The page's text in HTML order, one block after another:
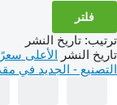
فلتر
ترتيب: تاريخ النشر
تاريخ النشر الأعلى
التصنيع - الجديد في